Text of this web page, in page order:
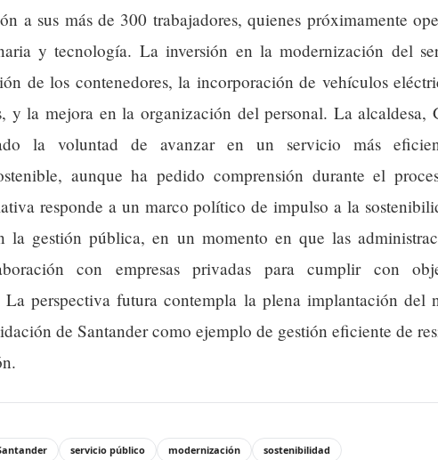
a sus más de 300 trabajadores, quienes próximamente
y tecnología. La inversión en la modernización del
de los contenedores, la incorporación de vehículos
y la mejora en la organización del personal. La alcaldesa,
la voluntad de avanzar en un servicio más
aunque ha pedido comprensión durante el
responde a un marco político de impulso a la
la gestión pública, en un momento en que las
con empresas privadas para cumplir con
La perspectiva futura contempla la plena implantación del
de Santander como ejemplo de gestión eficiente de
servicio público modernización sostenibilidad